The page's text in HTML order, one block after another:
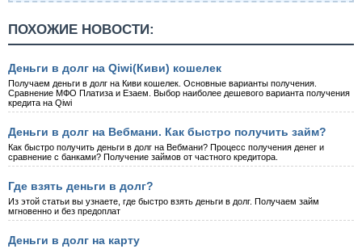
ПОХОЖИЕ НОВОСТИ:
Деньги в долг на Qiwi(Киви) кошелек
Получаем деньги в долг на Киви кошелек. Основные варианты получения.
Сравнение МФО Платиза и Езаем. Выбор наиболее дешевого варианта получения
кредита на Qiwi
Деньги в долг на Вебмани. Как быстро получить займ?
Как быстро получить деньги в долг на Вебмани? Процесс получения денег и
сравнение с банками? Получение займов от частного кредитора.
Где взять деньги в долг?
Из этой статьи вы узнаете, где быстро взять деньги в долг. Получаем займ
мгновенно и без предоплат
Деньги в долг на карту